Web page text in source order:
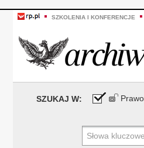
SZKOLENIA I KONFERENCJE
SZUKAJ W: Prawo